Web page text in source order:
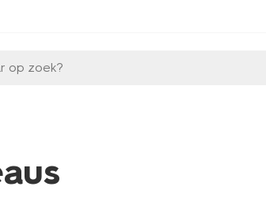
op zoek?